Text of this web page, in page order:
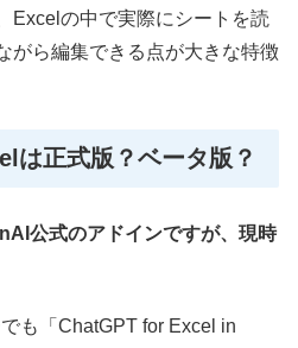
Excelの中で実際にシートを読
がら編集できる点が大きな特徴
は正式版？ベータ版？
公式のアドインですが、現時
も「ChatGPT for Excel in